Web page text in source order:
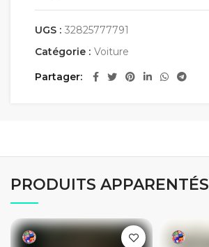
UGS : 32825777791
Catégorie : Voiture
Partager
PRODUITS APPARENTÉS